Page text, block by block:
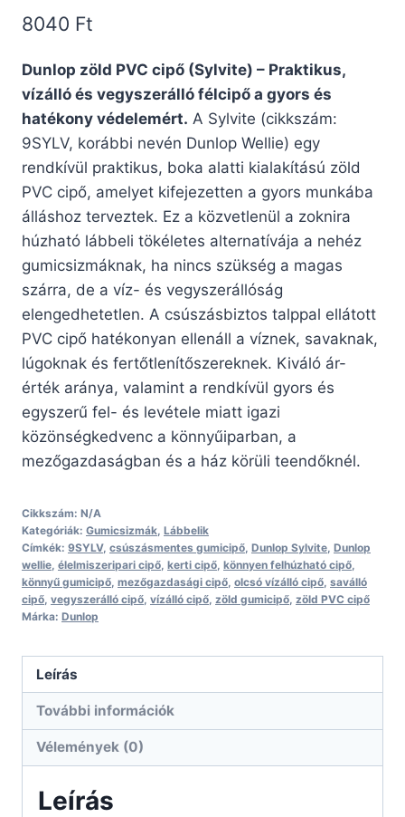
8040 Ft
Dunlop zöld PVC cipő (Sylvite) – Praktikus,
vízálló és vegyszerálló félcipő a gyors és
hatékony védelemért. A Sylvite (cikkszám:
9SYLV, korábbi nevén Dunlop Wellie) egy
rendkívül praktikus, boka alatti kialakítású zöld
PVC cipő, amelyet kifejezetten a gyors munkába
álláshoz terveztek. Ez a közvetlenül a zoknira
húzható lábbeli tökéletes alternatívája a nehéz
gumicsizmáknak, ha nincs szükség a magas
szárra, de a víz- és vegyszerállóság
elengedhetetlen. A csúszásbiztos talppal ellátott
PVC cipő hatékonyan ellenáll a víznek, savaknak,
lúgoknak és fertőtlenítőszereknek. Kiváló ár-
érték aránya, valamint a rendkívül gyors és
egyszerű fel- és levétele miatt igazi
közönségkedvenc a könnyűiparban, a
mezőgazdaságban és a ház körüli teendőknél.
Cikkszám: N/A
Kategóriák: Gumicsizmák, Lábbelik
Címkék: 9SYLV, csúszásmentes gumicipő, Dunlop Sylvite, Dunlop
wellie, élelmiszeripari cipő, kerti cipő, könnyen felhúzható cipő,
könnyű gumicipő, mezőgazdasági cipő, olcsó vízálló cipő, saválló
cipő, vegyszerálló cipő, vízálló cipő, zöld gumicipő, zöld PVC cipő
Márka: Dunlop
Leírás
További információk
Vélemények (0)
Leírás